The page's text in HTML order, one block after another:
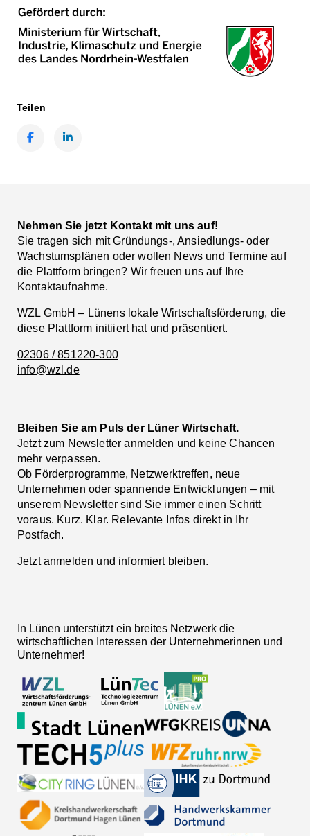
Teilen
Nehmen Sie jetzt Kontakt mit uns auf!
Sie tragen sich mit Gründungs-, Ansiedlungs- oder
Wachstumsplänen oder wollen News und Termine auf
die Plattform bringen? Wir freuen uns auf Ihre
Kontaktaufnahme.
WZL GmbH – Lünens lokale Wirtschaftsförderung, die
diese Plattform initiiert hat und präsentiert.
02306 / 851220-300
info@wzl.de
Bleiben Sie am Puls der Lüner Wirtschaft.
Jetzt zum Newsletter anmelden und keine Chancen
mehr verpassen.
Ob Förderprogramme, Netzwerktreffen, neue
Unternehmen oder spannende Entwicklungen – mit
unserem Newsletter sind Sie immer einen Schritt
voraus. Kurz. Klar. Relevante Infos direkt in Ihr
Postfach.
Jetzt anmelden und informiert bleiben.
In Lünen unterstützt ein breites Netzwerk die
wirtschaftlichen Interessen der Unternehmerinnen und
Unternehmer!